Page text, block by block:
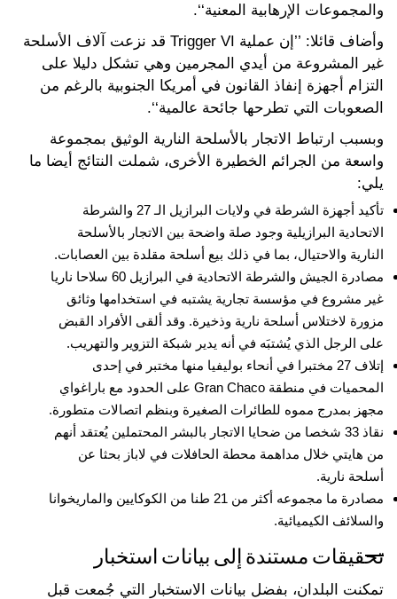
والمجموعات الإرهابية المعنية‘‘.
وأضاف قائلا: ’’إن عملية Trigger VI قد نزعت آلاف الأسلحة
غير المشروعة من أيدي المجرمين وهي تشكل دليلا على
التزام أجهزة إنفاذ القانون في أمريكا الجنوبية بالرغم من
الصعوبات التي تطرحها جائحة عالمية‘‘.
وبسبب ارتباط الاتجار بالأسلحة النارية الوثيق بمجموعة
واسعة من الجرائم الخطيرة الأخرى، شملت النتائج أيضا ما
يلي:
تأكيد أجهزة الشرطة في ولايات البرازيل الـ 27 والشرطة
الاتحادية البرازيلية وجود صلة واضحة بين الاتجار بالأسلحة
النارية والاحتيال، بما في ذلك بيع أسلحة مقلدة بين العصابات.
مصادرة الجيش والشرطة الاتحادية في البرازيل 60 سلاحا ناريا
غير مشروع في مؤسسة تجارية يشتبه في استخدامها وثائق
مزورة لاختلاس أسلحة نارية وذخيرة. وقد ألقى الأفراد القبض
على الرجل الذي يُشتبَه في أنه يدير شبكة التزوير والتهريب.
إتلاف 27 مختبرا في أنحاء بوليفيا منها مختبر في إحدى
المحميات في منطقة Gran Chaco على الحدود مع باراغواي
مجهز بمدرج مموه للطائرات الصغيرة وبنظم اتصالات متطورة.
نقاذ 33 شخصا من ضحايا الاتجار بالبشر المحتملين يُعتقد أنهم
من هايتي خلال مداهمة محطة الحافلات في لاباز بحثا عن
أسلحة نارية.
مصادرة ما مجموعه أكثر من 21 طنا من الكوكايين والماريخوانا
والسلائف الكيميائية.
تحقيقات مستندة إلى بيانات استخبار
تمكنت البلدان، بفضل بيانات الاستخبار التي جُمعت قبل